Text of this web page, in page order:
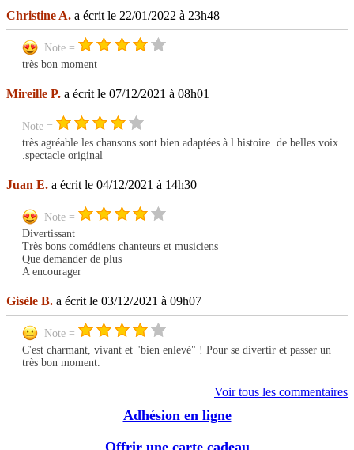
Christine A. a écrit le 22/01/2022 à 23h48
Note =
très bon moment
Mireille P. a écrit le 07/12/2021 à 08h01
Note =
très agréable.les chansons sont bien adaptées à l histoire .de belles voix
.spectacle original
Juan E. a écrit le 04/12/2021 à 14h30
Note =
Divertissant
Très bons comédiens chanteurs et musiciens
Que demander de plus
A encourager
Gisèle B. a écrit le 03/12/2021 à 09h07
Note =
C'est charmant, vivant et "bien enlevé" ! Pour se divertir et passer un
très bon moment.
Voir tous les commentaires
Adhésion en ligne